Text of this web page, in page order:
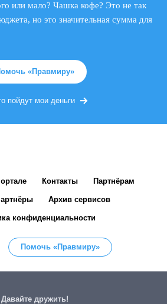
или мало? Чашка кофе? Это не так
но это значительная сумма для
«Правмиру»
пойдут мои деньги
Контакты Партнёрам
Архив сервисов
конфиденциальности
Помочь «Правмиру»
Давайте дружить!